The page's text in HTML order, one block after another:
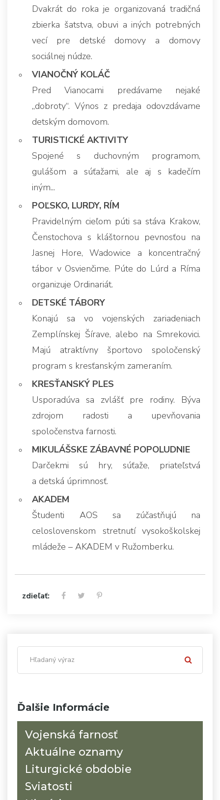
Ďalšie Informácie
Vojenská farnosť
Aktuálne oznamy
Liturgické obdobie
Sviatosti
Dvakrát do roka je organizovaná tradičná
zbierka šatstva, obuvi a iných potrebných
vecí pre detské domovy a domovy
sociálnej núdze.
VIANOČNÝ KOLÁČ
Pred Vianocami predávame nejaké
„dobroty“. Výnos z predaja odovzdávame
detským domovom.
TURISTICKÉ AKTIVITY
Spojené s duchovným programom,
gulášom a súťažami, ale aj s kadečím
iným...
POĽSKO, LURDY, RÍM
Pravidelným cieľom púti sa stáva Krakow,
Čenstochova s kláštornou pevnosťou na
Jasnej Hore, Wadowice a koncentračný
tábor v Osvienčime. Púte do Lúrd a Ríma
organizuje Ordinariát.
DETSKÉ TÁBORY
Konajú sa vo vojenských zariadeniach
Zemplínskej Šírave, alebo na Smrekovici.
Majú atraktívny športovo spoločenský
program s kresťanským zameraním.
KRESŤANSKÝ PLES
Usporadúva sa zvlášť pre rodiny. Býva
zdrojom radosti a upevňovania
spoločenstva farnosti.
MIKULÁŠSKE ZÁBAVNÉ POPOLUDNIE
Darčekmi sú hry, súťaže, priateľstvá
a detská úprimnosť.
AKADEM
Študenti AOS sa zúčastňujú na
celoslovenskom stretnutí vysokoškolskej
mládeže – AKADEM v Ružomberku.
zdieľať: